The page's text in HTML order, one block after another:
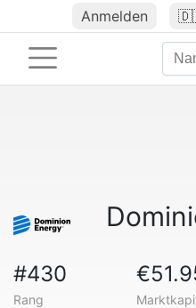
Anmelden
#430
Rang